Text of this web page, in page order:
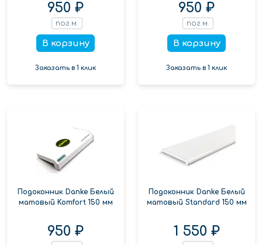
950 ₽
пог.м.
В корзину
Заказать в 1 клик
950 ₽
пог.м.
В корзину
Заказать в 1 клик
Подоконник Danke Белый
матовый Komfort 150 мм
950 ₽
Подоконник Danke Белый
матовый Standard 150 мм
1 550 ₽